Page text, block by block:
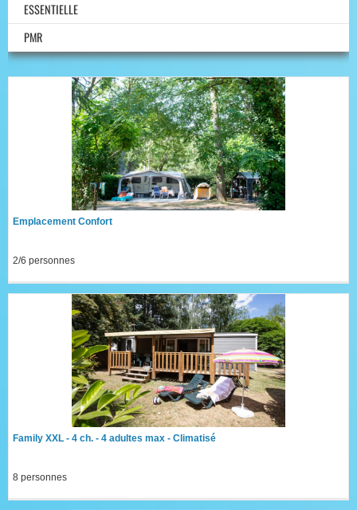
ESSENTIELLE
PMR
Emplacement Confort
2/6 personnes
Family XXL - 4 ch. - 4 adultes max - Climatisé
8 personnes